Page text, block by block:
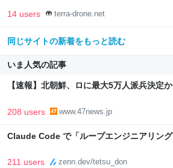
14 users terra-drone.net
同じサイトの新着をもっと読む
いま人気の記事
【速報】北朝鮮、ロに最大5万人派兵決定か
208 users www.47news.jp
Claude Code で「ループエンジニアリン
211 users zenn.dev/tetsu_don